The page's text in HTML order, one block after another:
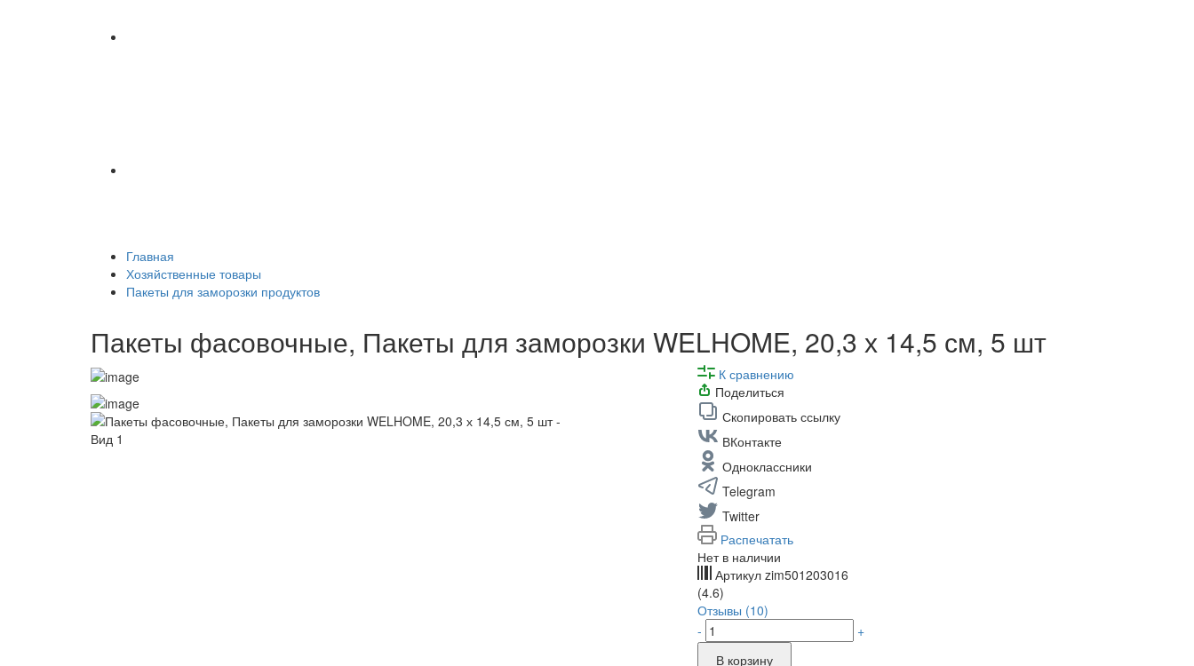
Главная
Хозяйственные товары
Пакеты для заморозки продуктов
Пакеты фасовочные, Пакеты для заморозки WELHOME, 20,3 х 14,5 см, 5 шт
К сравнению
Поделиться
Скопировать ссылку
ВКонтакте
Одноклассники
Telegram
Twitter
Распечатать
Нет в наличии
Артикул zim501203016
(4.6)
Отзывы (10)
-
+
В корзину